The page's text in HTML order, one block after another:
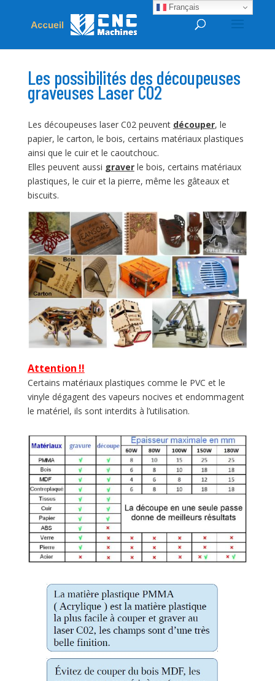
Les possibilités des découpeuses
graveuses Laser C02
Les découpeuses laser C02 peuvent découper, le
papier, le carton, le bois, certains matériaux plastiques
ainsi que le cuir et le caoutchouc.
Elles peuvent aussi graverle bois, certains matériaux
plastiques, le cuir et la pierre, même les gâteaux et
biscuits.
Attention !!
Certains matériaux plastiques comme le PVC et le
vinyle dégagent des vapeurs nocives et endommagent
le matériel, ils sont interdits à l’utilisation.
Français